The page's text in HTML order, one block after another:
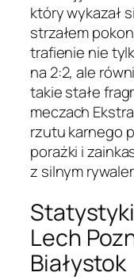
który wykazał
strzałem
trafienie nie
na 2:2, ale
takie stałe
meczach
rzutu karnego
porażki i
z silnym
Lech
Białystok